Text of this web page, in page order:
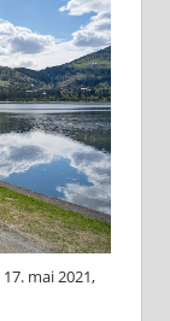
mai 2021,